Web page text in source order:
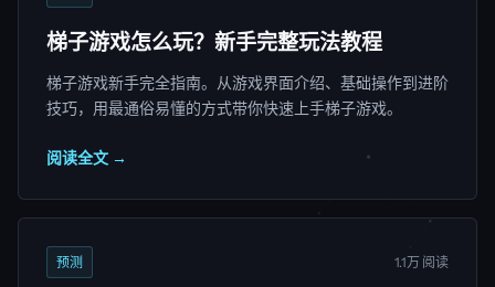
梯子游戏怎么玩？新手完整玩法教程
梯子游戏新手完全指南。从游戏界面介绍、基础操作到进阶
技巧，用最通俗易懂的方式带你快速上手梯子游戏。
阅读全文 →
预测 1.1万 阅读